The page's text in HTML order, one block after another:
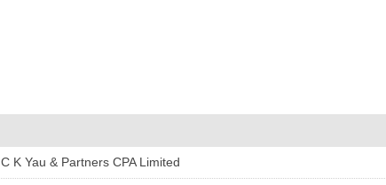
C K Yau & Partners CPA Limited